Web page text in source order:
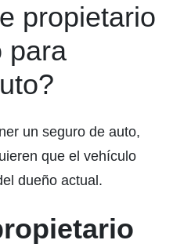
propietario
para
un seguro de auto,
que el vehículo
dueño actual.